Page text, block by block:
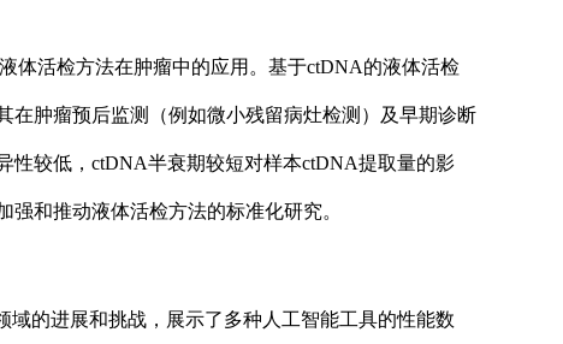
体活检方法在肿瘤中的应用。基于ctDNA的液体活检
在肿瘤预后监测（例如微小残留病灶检测）及早期诊断
性较低，ctDNA半衰期较短对样本ctDNA提取量的影
和推动液体活检方法的标准化研究。
的进展和挑战，展示了多种人工智能工具的性能数